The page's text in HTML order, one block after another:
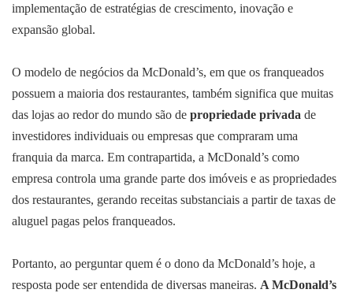
implementação de estratégias de crescimento, inovação e
expansão global.
O modelo de negócios da McDonald’s, em que os franqueados
possuem a maioria dos restaurantes, também significa que muitas
das lojas ao redor do mundo são de propriedade privada de
investidores individuais ou empresas que compraram uma
franquia da marca. Em contrapartida, a McDonald’s como
empresa controla uma grande parte dos imóveis e as propriedades
dos restaurantes, gerando receitas substanciais a partir de taxas de
aluguel pagas pelos franqueados.
Portanto, ao perguntar quem é o dono da McDonald’s hoje, a
resposta pode ser entendida de diversas maneiras. A McDonald’s